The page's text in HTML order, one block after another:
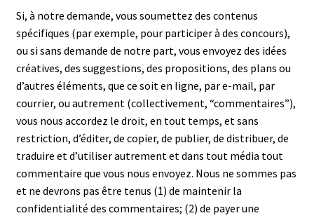
Si, à notre demande, vous soumettez des contenus
spécifiques (par exemple, pour participer à des concours),
ou si sans demande de notre part, vous envoyez des idées
créatives, des suggestions, des propositions, des plans ou
d’autres éléments, que ce soit en ligne, par e-mail, par
courrier, ou autrement (collectivement, “commentaires”),
vous nous accordez le droit, en tout temps, et sans
restriction, d’éditer, de copier, de publier, de distribuer, de
traduire et d’utiliser autrement et dans tout média tout
commentaire que vous nous envoyez. Nous ne sommes pas
et ne devrons pas être tenus (1) de maintenir la
confidentialité des commentaires; (2) de payer une